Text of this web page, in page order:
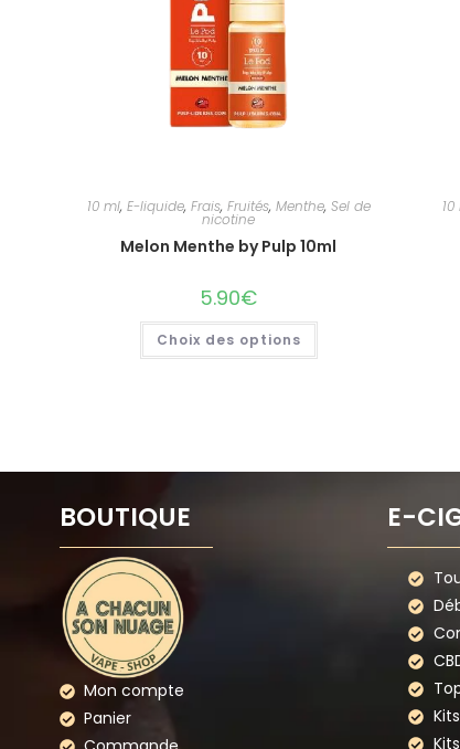
10 ml, E-liquide, Frais, Fruités, Menthe, Sel de
nicotine
Melon Menthe by Pulp 10ml
5.90€
Choix des options
BOUTIQUE
Mon compte
Panier
E-